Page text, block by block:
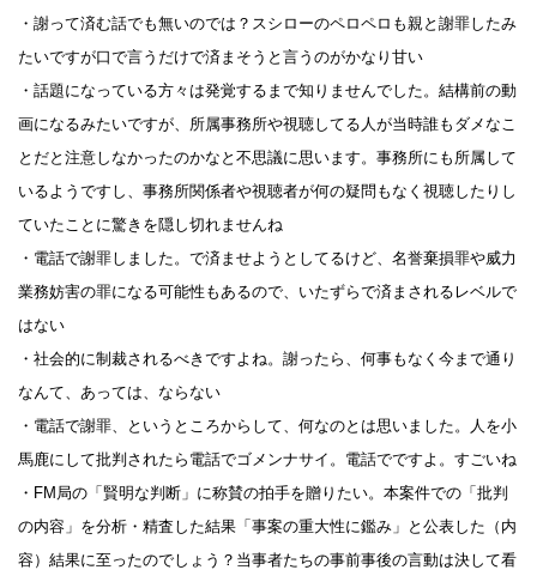
・謝って済む話でも無いのでは？スシローのペロペロも親と謝罪したみ
たいですが口で言うだけで済まそうと言うのがかなり甘い
・話題になっている方々は発覚するまで知りませんでした。結構前の動
画になるみたいですが、所属事務所や視聴してる人が当時誰もダメなこ
とだと注意しなかったのかなと不思議に思います。事務所にも所属して
いるようですし、事務所関係者や視聴者が何の疑問もなく視聴したりし
ていたことに驚きを隠し切れませんね
・電話で謝罪しました。で済ませようとしてるけど、名誉棄損罪や威力
業務妨害の罪になる可能性もあるので、いたずらで済まされるレベルで
はない
・社会的に制裁されるべきですよね。謝ったら、何事もなく今まで通り
なんて、あっては、ならない
・電話で謝罪、というところからして、何なのとは思いました。人を小
馬鹿にして批判されたら電話でゴメンナサイ。電話でですよ。すごいね
・FM局の「賢明な判断」に称賛の拍手を贈りたい。本案件での「批判
の内容」を分析・精査した結果「事案の重大性に鑑み」と公表した（内
容）結果に至ったのでしょう？当事者たちの事前事後の言動は決して看